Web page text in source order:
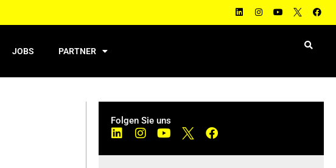
JOBS PARTNER
Folgen Sie uns